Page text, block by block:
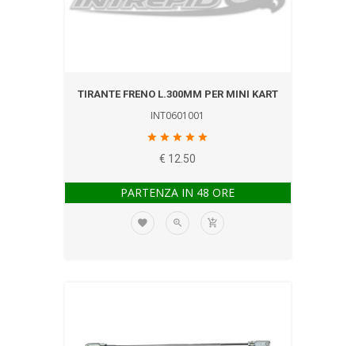
TIRANTE FRENO L.300MM PER MINI KART
INT0601001
€ 12.50
PARTENZA IN 48 ORE